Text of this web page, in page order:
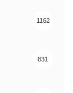
1162
831